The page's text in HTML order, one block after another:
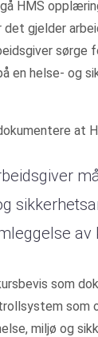
HMS
det gjelder
en helse- og
at
av
som
som
miljø og